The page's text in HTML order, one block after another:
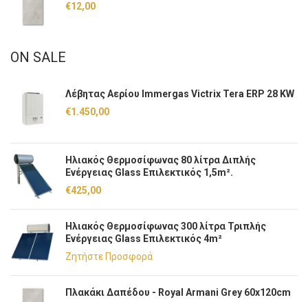
€12,00
ON SALE
Λέβητας Αερίου Immergas Victrix Tera ERP 28 KW
€1.450,00
Ηλιακός Θερμοσίφωνας 80 λίτρα Διπλής
Ενέργειας Glass Επιλεκτικός 1,5m².
€425,00
Ηλιακός Θερμοσίφωνας 300 λίτρα Τριπλής
Ενέργειας Glass Επιλεκτικός 4m²
Ζητήστε Προσφορά
Πλακάκι Δαπέδου - Royal Armani Grey 60x120cm